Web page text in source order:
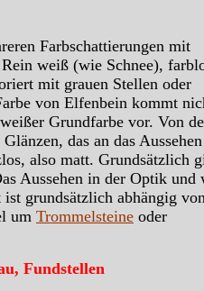
Farbschattierungen mit
weiß (wie Schnee),
mit grauen Stellen oder
von Elfenbein kommt
Grundfarbe vor. Von
das an das
also matt. Grundsätzlich
Aussehen in der Optik und
grundsätzlich abhängig
um Trommelsteine oder
Fundstellen